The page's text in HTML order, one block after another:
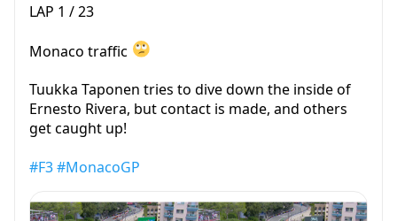
LAP 1 / 23
Monaco traffic
Tuukka Taponen tries to dive down the inside of
Ernesto Rivera, but contact is made, and others
get caught up!
#F3#MonacoGP